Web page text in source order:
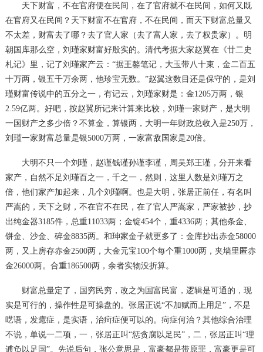
天下财富，不在官府便在民间，在了官府就不在民间，如何又既
在官府又在民间？天下财富不在官府，不在民间，而天下财富总量又
不太差，财富去了哪？去了官人家（去了富人家，去了权贵家）。明
朝国库那么空，刘瑾家财富好殷实的。清代考据大家赵翼在《廿二史
札记》里，记了刘瑾家产云： “据王鏊笔记，大玉带八十束，金二百五
十万两，银五千万余两，他珍宝无数。”赵翼这数目还是保守的，是刘
瑾财富传说中的五分之一，有记云，刘瑾家财是：金1205万两，银
2.59亿两。好吧，按赵翼所记来计算来比较，刘瑾一家财产，是大明
一国财产之多少倍？不算金，算银两，大明一年财政总收入是250万，
刘瑾一家财富总量是银5000万两，一家富敌国家是20倍。
大明不只一个刘瑾，赵谨钱谨孙谨李谨，周吴郑王谨，分开来看
家产，自然不足刘瑾百之一，千之一，然则，这里人数是刘瑾万之
倍，他们家产加起来，几个刘瑾啊。也是大明，张居正前任，有名叫
严嵩的，天下之财，不在官不在民，在了官人严嵩家，严家被抄，抄
出纯金器3185件，总重11033两；金锭454个，重4336两；其他条金、
饼金、沙金、碎金8835两。和珅家金子就更多了：金库抄出赤金58000
两，又上房存赤金2500两，大金元宝100个每个重1000两，夹墙里匿赤
金26000两。合重186500两，余者实物没折算。
财富总量定了，国穷民穷，改之为国富民富，逻辑是可通的，现
实是可行的，操作性是可操盘的。张居正说“不加赋而上用足”，不是
呓语，发癔症，是实语，治疴症便可以的。疴症何治？其他综合治理
不说，单说一二项，一，张居正叫“惩贪腐以足民”，二，张居正叫“理
逋负以足国”。先说后句，张公意思是，富豪都是带原罪，富豪更是可